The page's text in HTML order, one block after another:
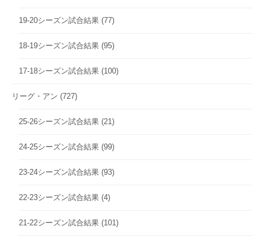
19-20シーズン試合結果 (77)
18-19シーズン試合結果 (95)
17-18シーズン試合結果 (100)
リーグ・アン (727)
25-26シーズン試合結果 (21)
24-25シーズン試合結果 (99)
23-24シーズン試合結果 (93)
22-23シーズン試合結果 (4)
21-22シーズン試合結果 (101)